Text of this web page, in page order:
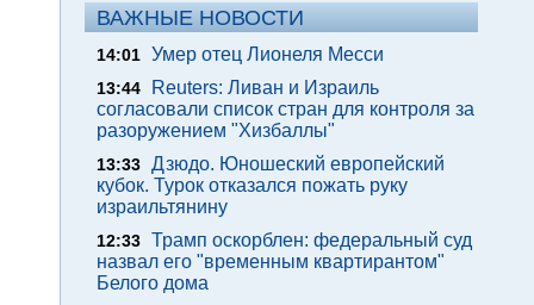
ВАЖНЫЕ НОВОСТИ
14:01 Умер отец Лионеля Месси
13:44
Reuters: Ливан и Израиль
согласовали список стран для контроля за
разоружением "Хизбаллы"
13:33 Дзюдо. Юношеский европейский
кубок. Турок отказался пожать руку
израильтянину
12:33 Трамп оскорблен: федеральный суд
назвал его "временным квартирантом"
Белого дома